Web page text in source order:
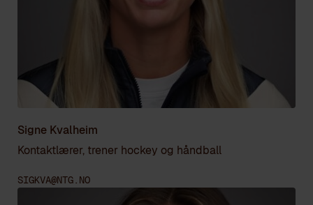
Signe Kvalheim
Kontaktlærer, trener hockey og håndball
SIGKVA@NTG.NO